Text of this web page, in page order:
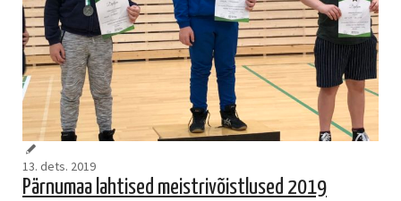
13. dets. 2019
Pärnumaa lahtised meistrivõistlused 2019